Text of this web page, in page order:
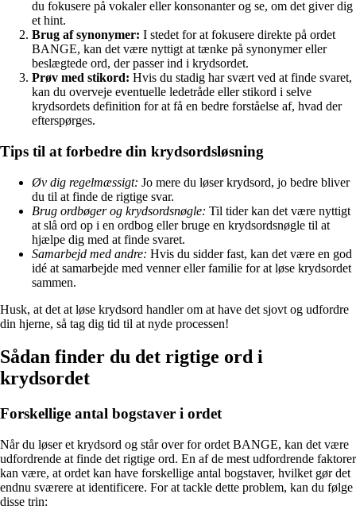
du fokusere på vokaler eller konsonanter og se, om det giver dig
et hint.
Brug af synonymer: I stedet for at fokusere direkte på ordet
BANGE, kan det være nyttigt at tænke på synonymer eller
beslægtede ord, der passer ind i krydsordet.
Prøv med stikord: Hvis du stadig har svært ved at finde svaret,
kan du overveje eventuelle ledetråde eller stikord i selve
krydsordets definition for at få en bedre forståelse af, hvad der
efterspørges.
Tips til at forbedre din krydsordsløsning
Øv dig regelmæssigt: Jo mere du løser krydsord, jo bedre bliver
du til at finde de rigtige svar.
Brug ordbøger og krydsordsnøgle: Til tider kan det være nyttigt
at slå ord op i en ordbog eller bruge en krydsordsnøgle til at
hjælpe dig med at finde svaret.
Samarbejd med andre: Hvis du sidder fast, kan det være en god
idé at samarbejde med venner eller familie for at løse krydsordet
sammen.
Husk, at det at løse krydsord handler om at have det sjovt og udfordre
din hjerne, så tag dig tid til at nyde processen!
Sådan finder du det rigtige ord i
krydsordet
Forskellige antal bogstaver i ordet
Når du løser et krydsord og står over for ordet BANGE, kan det være
udfordrende at finde det rigtige ord. En af de mest udfordrende faktorer
kan være, at ordet kan have forskellige antal bogstaver, hvilket gør det
endnu sværere at identificere. For at tackle dette problem, kan du følge
disse trin: